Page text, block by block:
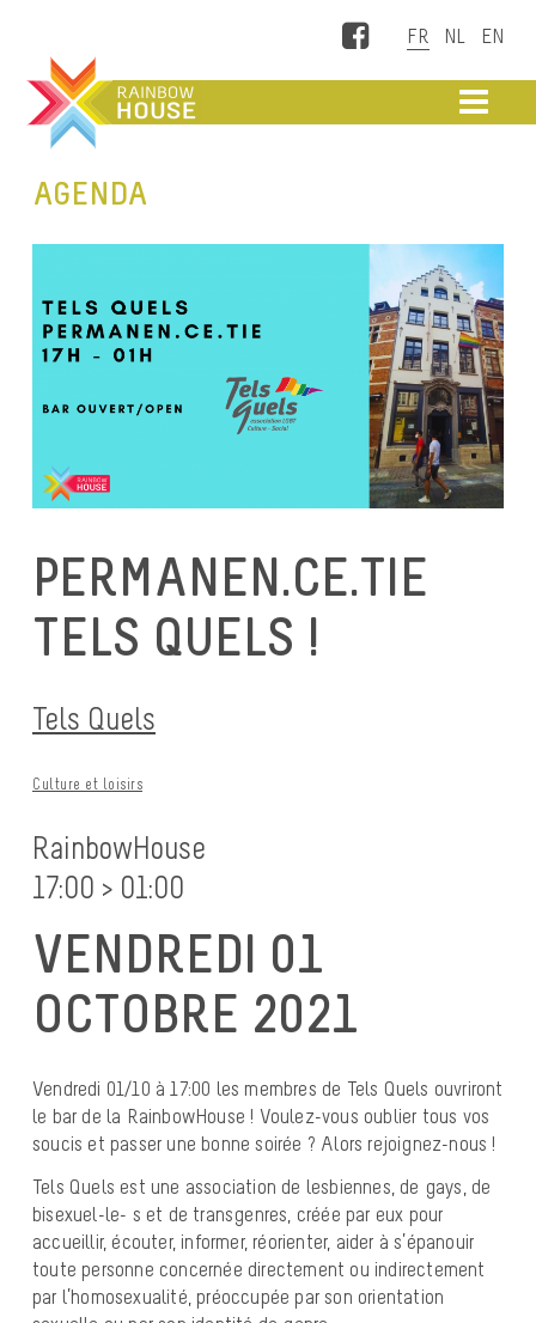
Facebook
AGENDA
PERMANEN.CE.TIE
TELS QUELS !
Tels Quels
Culture et loisirs
RainbowHouse
17:00 > 01:00
VENDREDI 01
OCTOBRE 2021
Vendredi 01/10 à 17:00 les membres de Tels Quels ouvriront
le bar de la RainbowHouse ! Voulez-vous oublier tous vos
soucis et passer une bonne soirée ? Alors rejoignez-nous !
Tels Quels est une association de lesbiennes, de gays, de
bisexuel-le- s et de transgenres, créée par eux pour
accueillir, écouter, informer, réorienter, aider à s’épanouir
toute personne concernée directement ou indirectement
par l’homosexualité, préoccupée par son orientation